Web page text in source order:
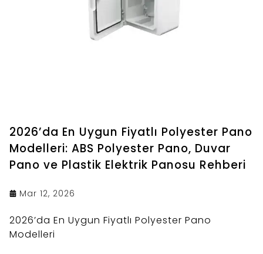
2026’da En Uygun Fiyatlı Polyester Pano
Modelleri: ABS Polyester Pano, Duvar
Pano ve Plastik Elektrik Panosu Rehberi
Mar 12, 2026
2026’da En Uygun Fiyatlı Polyester Pano
Modelleri